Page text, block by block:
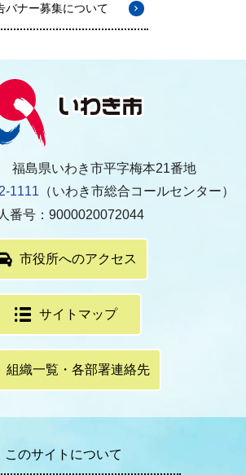
バナー募集について
福島県いわき市平字梅本21番地
1111 （いわき市総合コールセンター）
番号：9000020072044
市役所へのアクセス
サイトマップ
組織一覧・各部署連絡先
このサイトについて